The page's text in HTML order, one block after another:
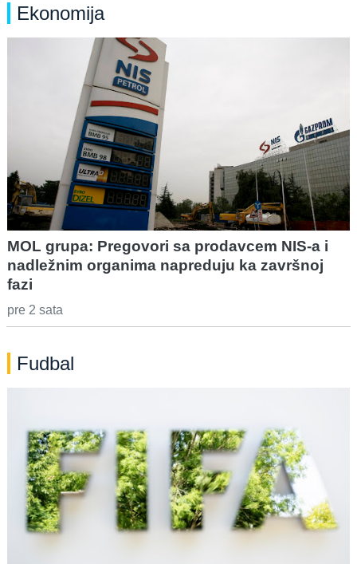
Ekonomija
MOL grupa: Pregovori sa prodavcem NIS-a i
nadležnim organima napreduju ka završnoj
fazi
pre 2 sata
Fudbal